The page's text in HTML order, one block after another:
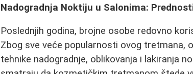
Nadogradnja Noktiju u Salonima:
Poslednjih godina, brojne osobe redovno
Zbog sve veće popularnosti ovog tretmana,
tehnike nadogradnje, oblikovanja i lakiranja